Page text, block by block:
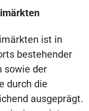
ist in
bestehender
sowie der
durch die
ausgeprägt.